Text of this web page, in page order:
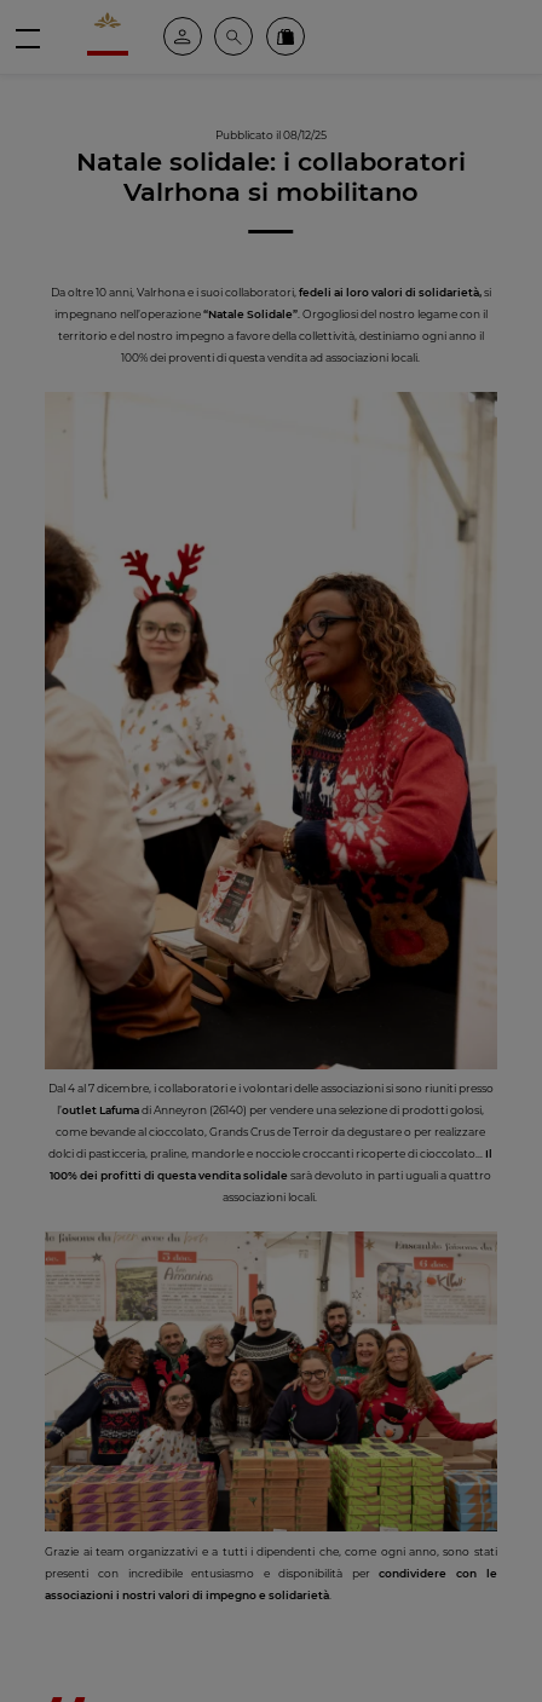
Valrhona - Imaginons le meilleur du chocolat
Il mio account
Cerca Ordinate i nostri prodotti online
Pubblicato il 08/12/25
Natale solidale: i collaboratori
Valrhona si mobilitano
Da oltre 10 anni, Valrhona e i suoi collaboratori, fedeli ai loro valori di solidarietà,si
impegnano nell’operazione“Natale Solidale”. Orgogliosi del nostro legame con il
territorio e del nostro impegno a favore della collettività, destiniamo ogni anno il
100% dei proventi di questa vendita ad associazioni locali.
Dal 4 al 7 dicembre, i collaboratori e i volontari delle associazioni si sono riuniti presso
l’outlet Lafumadi Anneyron (26140) per vendere una selezione di prodotti golosi,
come bevande al cioccolato, Grands Crus de Terroir da degustare o per realizzare
dolci di pasticceria, praline, mandorle e nocciole croccanti ricoperte di cioccolato... Il
100% dei profitti di questa vendita solidalesarà devoluto in parti uguali a quattro
associazioni locali.
Grazie ai team organizzativi e a tutti i dipendenti che, come ogni anno, sono stati
presenti con incredibile entusiasmo e disponibilità percondividere con le
associazioni i nostri valori di impegno e solidarietà